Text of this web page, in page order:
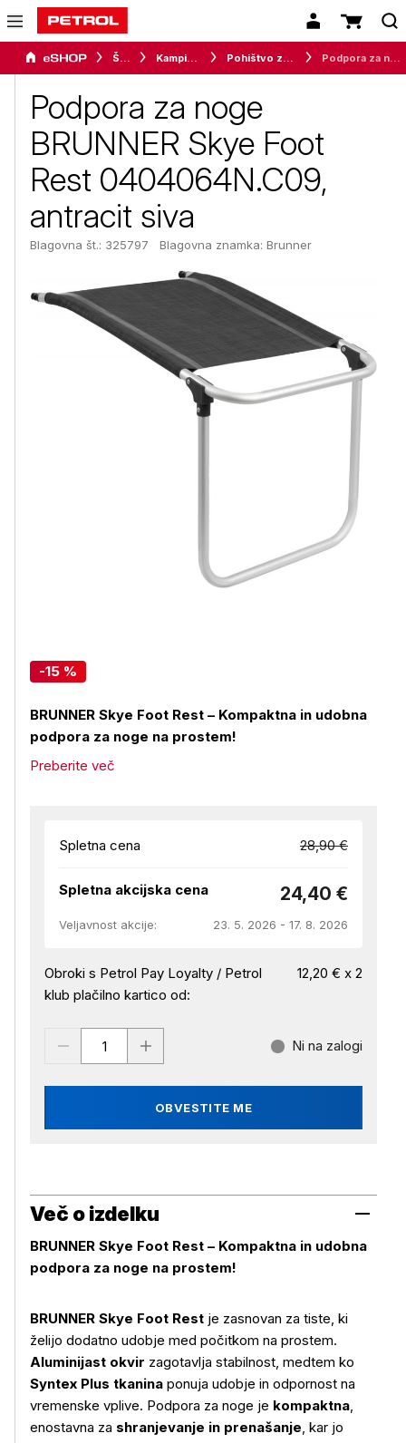
Šport Kampiranje Pohištvo za kampiranje
Podpora za noge
BRUNNER Skye Foot
Rest 0404064N.C09,
antracit siva
Blagovna št.: 325797 Blagovna znamka: Brunner
-15 %
BRUNNER Skye Foot Rest – Kompaktna in udobna
podpora za noge na prostem!
Preberite več
Spletna cena 28,90 €
Spletna akcijska cena 24,40 €
Veljavnost akcije: 23. 5. 2026 - 17. 8. 2026
Obroki s Petrol Pay Loyalty / Petrol
klub plačilno kartico od:
12,20 € x 2
OBVESTITE ME
Ni na zalogi
Več o izdelku
BRUNNER Skye Foot Rest – Kompaktna in udobna
podpora za noge na prostem!
BRUNNER Skye Foot Rest je zasnovan za tiste, ki
želijo dodatno udobje med počitkom na prostem.
Aluminijast okvir zagotavlja stabilnost, medtem ko
Syntex Plus tkanina ponuja udobje in odpornost na
vremenske vplive. Podpora za noge je kompaktna,
enostavna za shranjevanje in prenašanje, kar jo